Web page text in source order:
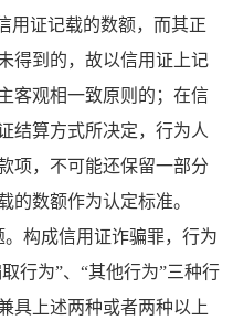
用证记载的数额，而其正
得到的，故以信用证上记
客观相一致原则的；在信
结算方式所决定，行为人
项，不可能还保留一部分
的数额作为认定标准。
构成信用证诈骗罪，行为
行为”、“其他行为”三种行
具上述两种或者两种以上